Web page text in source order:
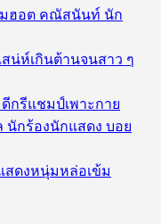
มฮอต คณัสนันท์ นัก
ห์เกินต้านจนสาว ๆ
กรีแชมป์เพาะกาย
นักร้องนักแสดง บอย
สดงหนุ่มหล่อเข้ม